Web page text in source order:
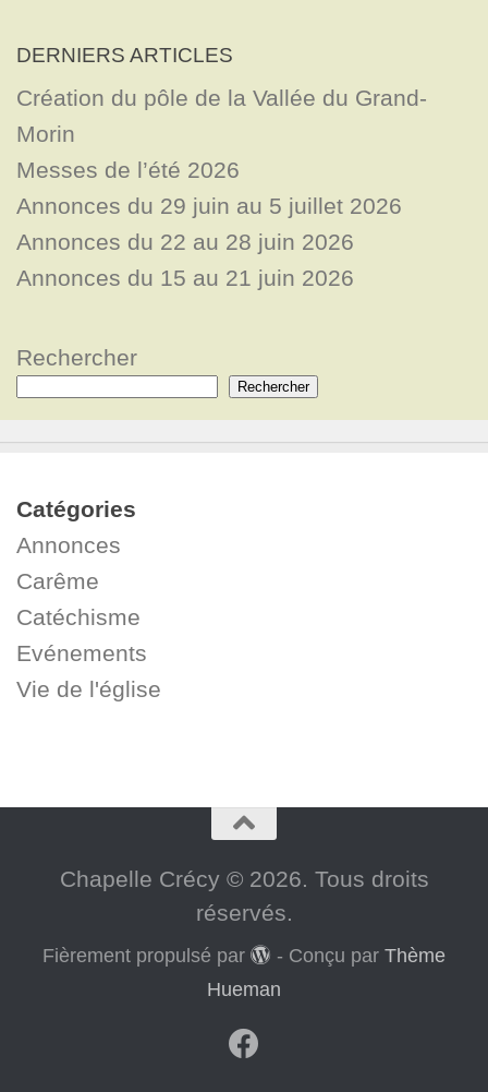
DERNIERS ARTICLES
Création du pôle de la Vallée du Grand-
Morin
Messes de l’été 2026
Annonces du 29 juin au 5 juillet 2026
Annonces du 22 au 28 juin 2026
Annonces du 15 au 21 juin 2026
Rechercher
Rechercher
Catégories
Annonces
Carême
Catéchisme
Evénements
Vie de l'église
Chapelle Crécy © 2026. Tous droits
réservés.
Fièrement propulsé par - Conçu par Thème
Hueman